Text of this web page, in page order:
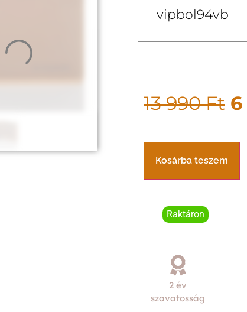
vipbol94vb
13 990Ft 6
Kosárba teszem
Raktáron
2 év
szavatosság